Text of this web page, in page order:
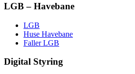
LGB – Havebane
LGB
Huse Havebane
Faller LGB
Digital Styring